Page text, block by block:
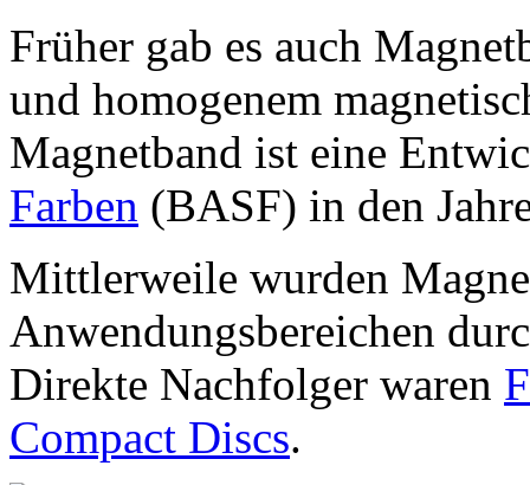
Früher gab es auch
und homogenem
Magnetband ist eine
Farben (BASF) in den
Mittlerweile wurden
Anwendungsbereichen
Direkte Nachfolger waren
Compact Discs.